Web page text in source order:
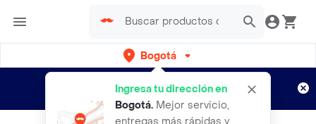
Bogotá
Ingresa tu dirección en
Bogotá. Mejor servicio,
envíos gratis por semanas
Aplican TyC